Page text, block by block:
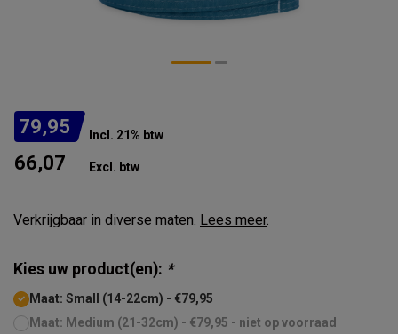
79,95 Incl. 21% btw
66,07 Excl. btw
Verkrijgbaar in diverse maten. Lees meer.
Kies uw product(en): *
Maat: Small (14-22cm) - €79,95
Maat: Medium (21-32cm) - €79,95 - niet op voorraad